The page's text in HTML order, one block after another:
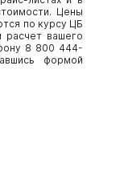
Цены
по курсу ЦБ
расчет вашего
8 800 444-
формой